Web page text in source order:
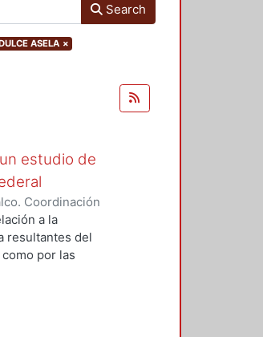
Search
ASELA ×
estudio de
Coordinación
ASELA
a la
resultantes del
por las